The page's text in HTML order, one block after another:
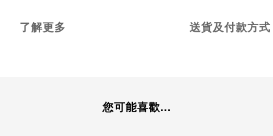
了解更多 送貨及付款方式
您可能喜歡...